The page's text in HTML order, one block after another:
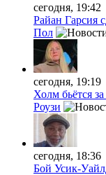
сегодня, 19:42
Райан Гарсия
Пол
сегодня, 19:19
Холм бьётся
Роузи
сегодня, 18:36
Бой Усик-